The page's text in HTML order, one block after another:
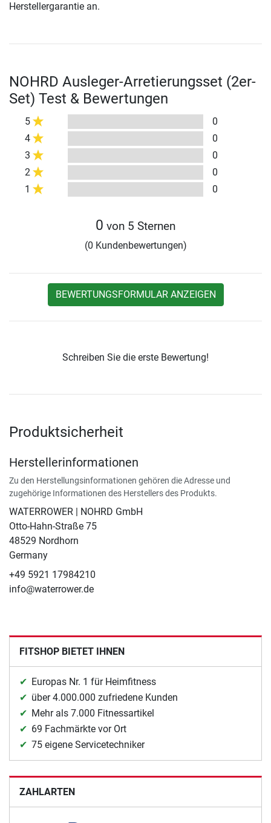
Herstellergarantie an.
NOHRD Ausleger-Arretierungsset (2er-
Set) Test & Bewertungen
5
0
4
0
3
0
2
0
1
0
0 von 5 Sternen
(0 Kundenbewertungen)
BEWERTUNGSFORMULAR ANZEIGEN
Schreiben Sie die erste Bewertung!
Produktsicherheit
Herstellerinformationen
Zu den Herstellungsinformationen gehören die Adresse und
zugehörige Informationen des Herstellers des Produkts.
WATERROWER | NOHRD GmbH
Otto-Hahn-Straße 75
48529 Nordhorn
Germany
+49 5921 17984210
info@waterrower.de
FITSHOP BIETET IHNEN
Europas Nr. 1 für Heimfitness
über 4.000.000 zufriedene Kunden
Mehr als 7.000 Fitnessartikel
69 Fachmärkte vor Ort
75 eigene Servicetechniker
ZAHLARTEN